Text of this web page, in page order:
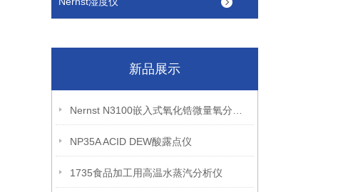
新品展示
NP35A ACID DEW酸露点仪
1735食品加工用高温水蒸汽分析仪